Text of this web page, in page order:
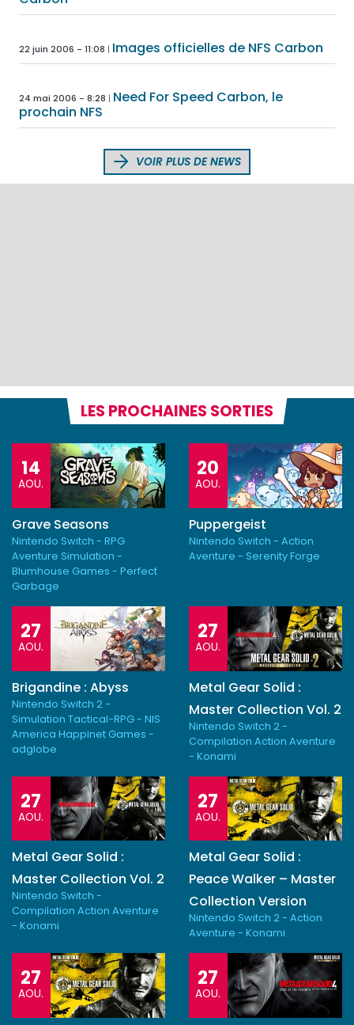
22 juin 2006 - 11:08 Images officielles de NFS Carbon
24 mai 2006 - 8:28
Need For Speed Carbon, le
prochain NFS
VOIR PLUS DE NEWS
LES PROCHAINES SORTIES
14
AOU.
Grave Seasons
Nintendo Switch - RPG
Aventure Simulation -
Blumhouse Games - Perfect
Garbage
20
AOU.
Puppergeist
Nintendo Switch - Action
Aventure - Serenity Forge
27
AOU.
Brigandine : Abyss
Nintendo Switch 2 -
Simulation Tactical-RPG - NIS
America Happinet Games -
adglobe
27
AOU.
Metal Gear Solid :
Master Collection Vol. 2
Nintendo Switch 2 -
Compilation Action Aventure
- Konami
27
AOU.
Metal Gear Solid :
Master Collection Vol. 2
Nintendo Switch -
Compilation Action Aventure
- Konami
27
AOU.
Metal Gear Solid :
Peace Walker – Master
Collection Version
Nintendo Switch 2 - Action
Aventure - Konami
27
AOU.
27
AOU.